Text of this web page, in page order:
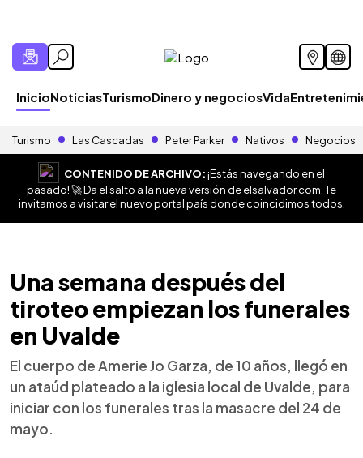
InicioNoticiasTurismoDinero y negociosVida
Turismo Las Cascadas Peter Parker Nativos Negocios
CONTENIDO DE ARCHIVO:¡Estás navegando en el
pasado! 🚀 Da el salto a la nueva versión deelsalvador.com . Te
invitamos a visitar el nuevo portal país donde coincidimos todos.
Una semana después del
tiroteo empiezan los funerales
en Uvalde
El cuerpo de Amerie Jo Garza, de 10 años, llegó en
un ataúd plateado a la iglesia local de Uvalde, para
iniciar con los funerales tras la masacre del 24 de
mayo.